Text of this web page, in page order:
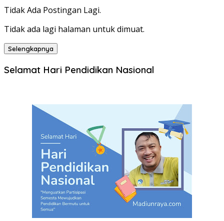
Tidak Ada Postingan Lagi.
Tidak ada lagi halaman untuk dimuat.
Selengkapnya
Selamat Hari Pendidikan Nasional